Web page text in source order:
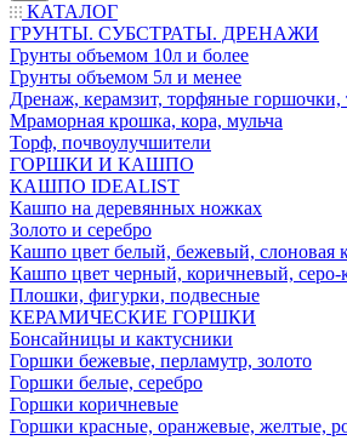
КАТАЛОГ
ГРУНТЫ. СУБСТРАТЫ. ДРЕНАЖИ
Грунты объемом 10л и более
Грунты объемом 5л и менее
Дренаж, керамзит, торфяные горшочки,
Мраморная крошка, кора, мульча
Торф, почвоулучшители
ГОРШКИ И КАШПО
КАШПО IDEALIST
Кашпо на деревянных ножках
Золото и серебро
Кашпо цвет белый, бежевый, слоновая
Кашпо цвет черный, коричневый, серо-
Плошки, фигурки, подвесные
КЕРАМИЧЕСКИЕ ГОРШКИ
Бонсайницы и кактусники
Горшки бежевые, перламутр, золото
Горшки белые, серебро
Горшки коричневые
Горшки красные, оранжевые, желтые,